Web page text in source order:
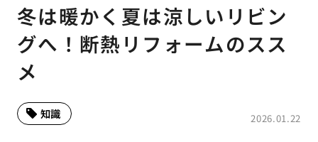
冬は暖かく夏は涼しいリビン
グへ！断熱リフォームのスス
メ
2026.01.22
知識